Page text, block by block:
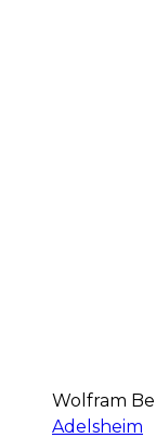
Wolfram
Adelsheim